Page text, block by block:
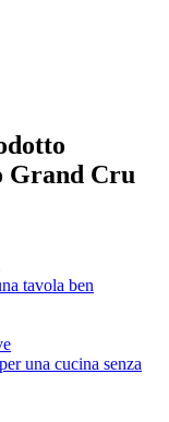
Grand Cru
tavola ben
una cucina senza